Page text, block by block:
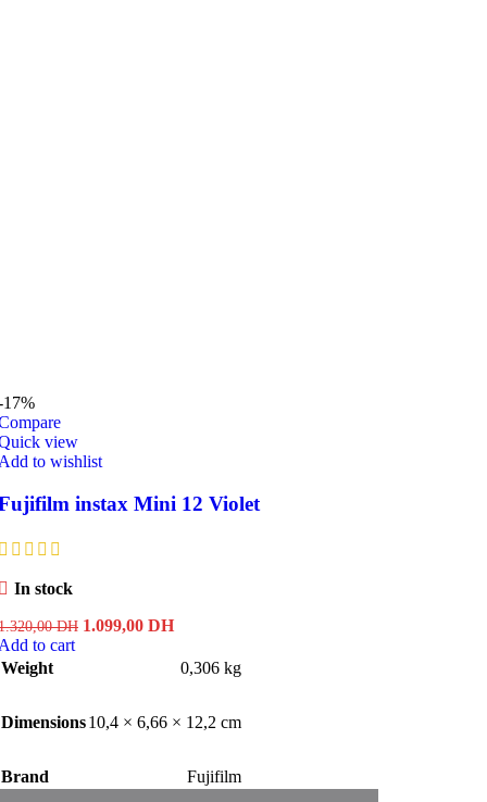
17%
view
to wishlist
instax Mini 12 Violet
In stock
DH Original
1.099,00 DHCurrent
is:
1.099,00 DH.
to cart
Weight
0,306 kg
Dimensions10,4 × 6,66 × 12,2 cm
Brand Fujifilm